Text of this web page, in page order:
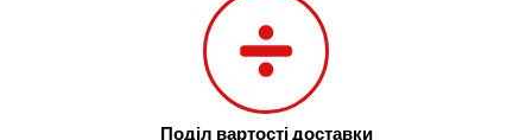
Поділ вартості доставки